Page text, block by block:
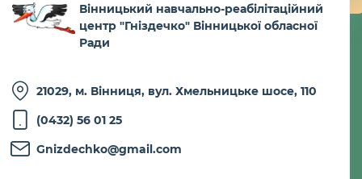
Вінницький навчально-реабілітаційний
центр "Гніздечко" Вінницької обласної
Ради
21029, м. Вінниця, вул. Хмельницьке шосе, 110
(0432) 56 01 25
Gnizdechko@gmail.com